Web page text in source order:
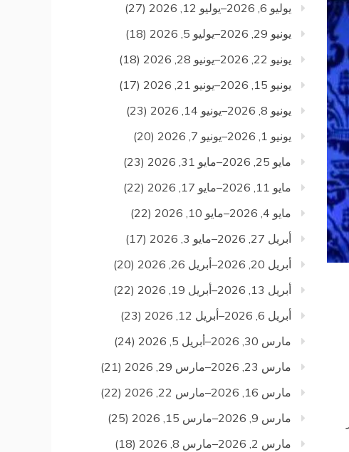
يوليو 6, 2026–يوليو 12, 2026
(27)
يونيو 29, 2026–يوليو 5, 2026
(18)
يونيو 22, 2026–يونيو 28, 2026
(18)
يونيو 15, 2026–يونيو 21, 2026
(17)
يونيو 8, 2026–يونيو 14, 2026
(23)
يونيو 1, 2026–يونيو 7, 2026
(20)
مايو 25, 2026–مايو 31, 2026
(23)
مايو 11, 2026–مايو 17, 2026
(22)
مايو 4, 2026–مايو 10, 2026
(22)
أبريل 27, 2026–مايو 3, 2026
(17)
أبريل 20, 2026–أبريل 26, 2026
(20)
أبريل 13, 2026–أبريل 19, 2026
(22)
أبريل 6, 2026–أبريل 12, 2026
(23)
مارس 30, 2026–أبريل 5, 2026
(24)
مارس 23, 2026–مارس 29, 2026
(21)
مارس 16, 2026–مارس 22, 2026
(22)
مارس 9, 2026–مارس 15, 2026
(25)
مارس 2, 2026–مارس 8, 2026
(18)